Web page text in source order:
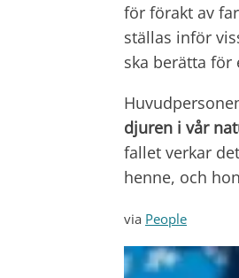
för förakt av
ställas inför
ska berätta för
djuren i vår
fallet verkar
henne, och
via People